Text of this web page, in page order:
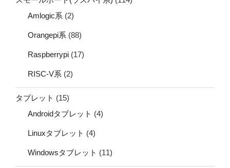
Amlogic系 (2)
Orangepi系 (88)
Raspberrypi (17)
RISC-V系 (2)
タブレット (15)
Androidタブレット (4)
Linuxタブレット (4)
Windowsタブレット (11)